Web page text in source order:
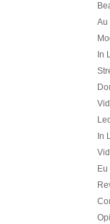
Au
In
In